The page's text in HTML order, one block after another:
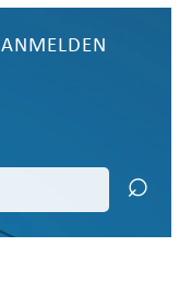
ANMELDEN